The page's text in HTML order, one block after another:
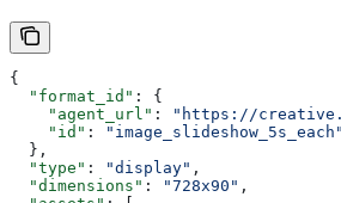
{
  "format_id"
: {
    "agent_url"
:
"https://
    "id"
:
"image_slideshow_5s_each"
  },
  "type"
: "display" ,
  "dimensions"
: "728x90" ,